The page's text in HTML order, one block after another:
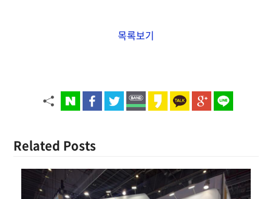
목록보기
Related Posts